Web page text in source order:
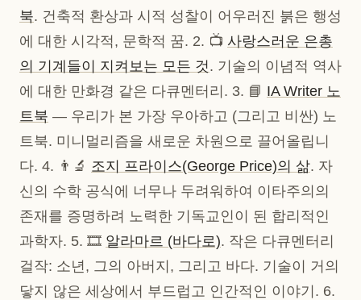
북. 건축적 환상과 시적 성찰이 어우러진 붉은 행성
에 대한 시각적, 문학적 꿈. 2. 📺 사랑스러운 은총
의 기계들이 지켜보는 모든 것. 기술의 이념적 역사
에 대한 만화경 같은 다큐멘터리. 3. 📘 IA Writer 노
트북 — 우리가 본 가장 우아하고 (그리고 비싼) 노
트북. 미니멀리즘을 새로운 차원으로 끌어올립니
다. 4. 👨‍🔬 조지 프라이스(George Price)의 삶. 자
신의 수학 공식에 너무나 두려워하여 이타주의의
존재를 증명하려 노력한 기독교인이 된 합리적인
과학자. 5. 🎞️ 알라마르 (바다로). 작은 다큐멘터리
걸작: 소년, 그의 아버지, 그리고 바다. 기술이 거의
닿지 않은 세상에서 부드럽고 인간적인 이야기. 6.